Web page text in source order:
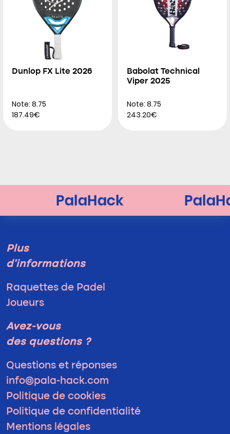
Dunlop FX Lite 2026
Note: 8.75
187.49€
Babolat Technical
Viper 2025
Note: 8.75
243.20€
Plus
d'informations
Raquettes de Padel
Joueurs
Avez-vous
des questions ?
Questions et réponses
info@pala-hack.com
Politique de cookies
Politique de confidentialité
Mentions légales